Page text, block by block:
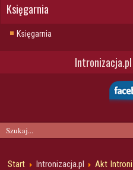
Księgarnia
Księgarnia
Start Intronizacja.pl Akt